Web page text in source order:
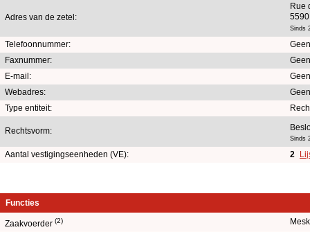
Adres van de zetel:
Rue
Sinds
Telefoonnummer:
Faxnummer:
E-mail:
Webadres:
Type entiteit:
Rechtsvorm:
Sinds
Aantal vestigingseenheden (VE): 2
Functies
Zaakvoerder (2)